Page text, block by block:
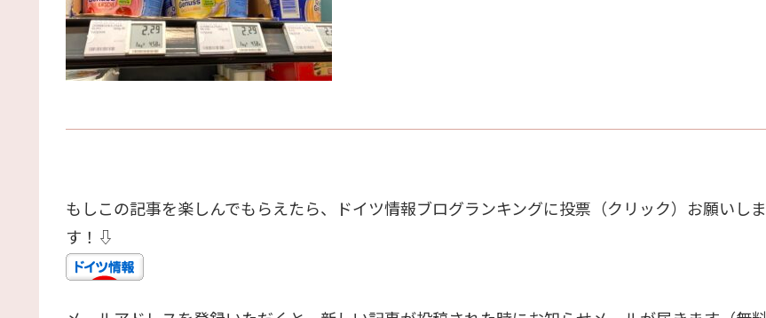
もしこの記事を楽しんでもらえたら、ドイツ情報ブログランキングに投票（クリック）お願いしま
す！⇩